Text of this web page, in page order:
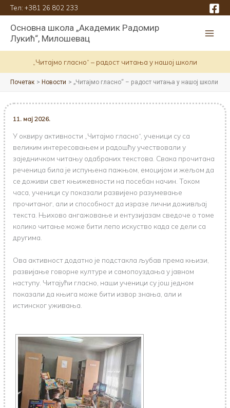
Пређи
на
садржај
Тел: +381 26 802 233
Основна школа „Академик Радомир
Лукић“, Милошевац
„Читаjмо гласно“ – радост читања у нашој школи
Почетак Новости „Читаjмо гласно“ – радост читања у нашој школи
11. мај 2026.
У оквиру активности „Читајмо гласно“, ученици су са
великим интересовањем и радошћу учествовали у
заједничком читању одабраних текстова. Свака прочитана
реченица била је испуњена пажњом, емоцијом и жељом да
се доживи свет књижевности на посебан начин. Током
часа, ученици су показали развијено разумевање
прочитаног, али и способност да изразе лични доживљај
текста. Њихово ангажовање и ентузијазам сведоче о томе
колико читање може бити лепо искуство када се дели са
другима.
Ова активност додатно је подстакла љубав према књизи,
развијање говорне културе и самопоуздања у јавном
наступу. Читајући гласно, наши ученици су још једном
показали да књига може бити извор знања, али и
истинског уживања.